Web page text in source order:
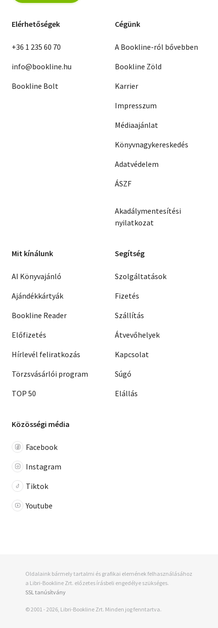
Elérhetőségek
+36 1 235 60 70
info@bookline.hu
Bookline Bolt
Cégünk
A Bookline-ról bővebben
Bookline Zöld
Karrier
Impresszum
Médiaajánlat
Könyvnagykereskedés
Adatvédelem
ÁSZF
Akadálymentesítési
nyilatkozat
Mit kínálunk
AI Könyvajánló
Ajándékkártyák
Bookline Reader
Előfizetés
Hírlevél feliratkozás
Törzsvásárlói program
TOP 50
Segítség
Szolgáltatások
Fizetés
Szállítás
Átvevőhelyek
Kapcsolat
Súgó
Elállás
Közösségi média
Facebook
Instagram
Tiktok
Youtube
Oldalaink bármely tartalmi és grafikai elemének felhasználásához
a Libri-Bookline Zrt. előzetes írásbeli engedélye szükséges.
SSL tanúsítvány
© 2001 - 2026, Libri-Bookline Zrt. Minden jog fenntartva.